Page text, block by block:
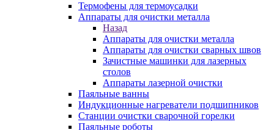
Термофены для термоусадки
Аппараты для очистки металла
Назад
Аппараты для очистки металла
Аппараты для очистки сварных швов
Зачистные машинки для лазерных
столов
Аппараты лазерной очистки
Паяльные ванны
Индукционные нагреватели подшипников
Станции очистки сварочной горелки
Паяльные роботы